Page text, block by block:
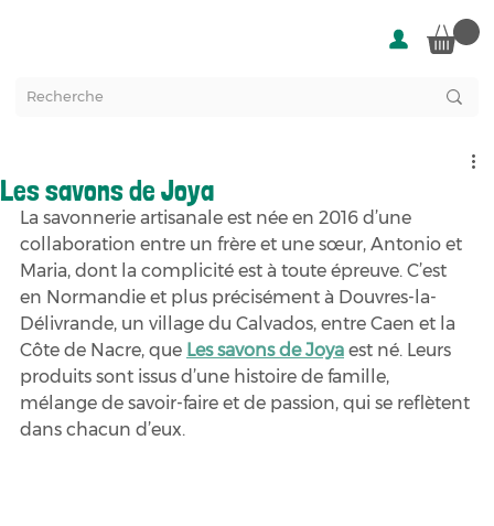
Les savons de Joya
La savonnerie artisanale est née en 2016 d’une
collaboration entre un frère et une sœur, Antonio et
Maria, dont la complicité est à toute épreuve. C’est
en Normandie et plus précisément à Douvres-la-
Délivrande, un village du Calvados, entre Caen et la
Côte de Nacre, que Les savons de Joya est né. Leurs
produits sont issus d’une histoire de famille,
mélange de savoir-faire et de passion, qui se reflètent
dans chacun d’eux.